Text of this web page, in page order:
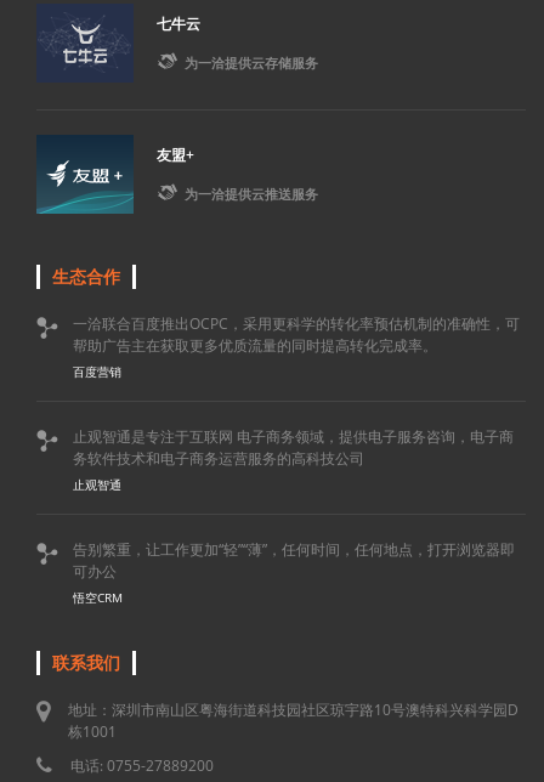
七牛云
 为一洽提供云存储服务
友盟+
 为一洽提供云推送服务
生态合作

一洽联合百度推出OCPC，采用更科学的转化率预估机制的准确性，可
帮助广告主在获取更多优质流量的同时提高转化完成率。
百度营销

止观智通是专注于互联网 电子商务领域，提供电子服务咨询，电子商
务软件技术和电子商务运营服务的高科技公司
止观智通

告别繁重，让工作更加“轻”“薄”，任何时间，任何地点，打开浏览器即
可办公
悟空CRM
联系我们
地址：深圳市南山区粤海街道科技园社区琼宇路10号澳特科兴科学园D
栋1001
电话: 0755-27889200